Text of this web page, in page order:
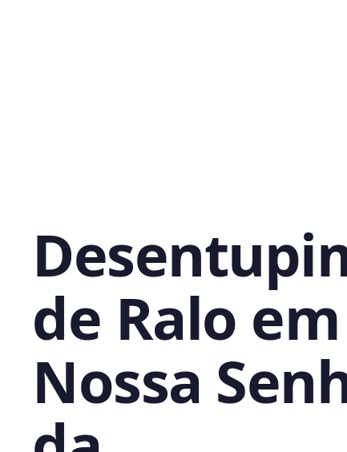
de Ralo em
Nossa